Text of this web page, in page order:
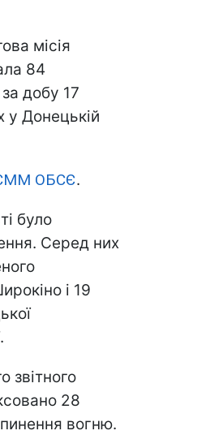
місія
84
добу 17
у Донецькій
СММ ОБСЄ.
було
Серед них
і 19
звітного
28
вогню.